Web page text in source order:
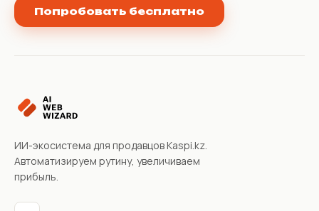
Попробовать бесплатно
ИИ-экосистема для продавцов Kaspi.kz.
Автоматизируем рутину, увеличиваем
прибыль.